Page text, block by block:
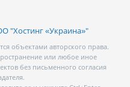
"Хостинг «Украина»"
объектами авторского права.
или любое иное
без письменного согласия